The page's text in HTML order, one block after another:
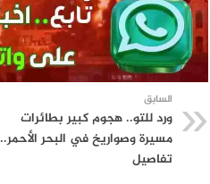
السابق
ورد للتو.. هجوم كبير بطائرات
مسيرة وصواريخ في البحر الأحمر..
تفاصيل